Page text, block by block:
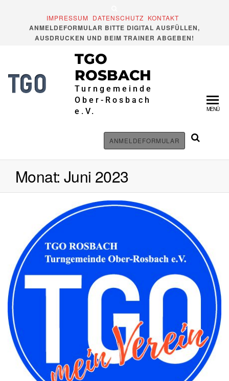
IMPRESSUM DATENSCHUTZ KONTAKT
ANMELDEFORMULAR BITTE DIGITAL AUSFÜLLEN,
AUSDRUCKEN UND BEIM TRAINER ABGEBEN!
TGO
ROSBACH
Turngemeinde
Ober-Rosbach
e.V.
ANMELDEFORMULAR
MENÜ
Monat: Juni 2023